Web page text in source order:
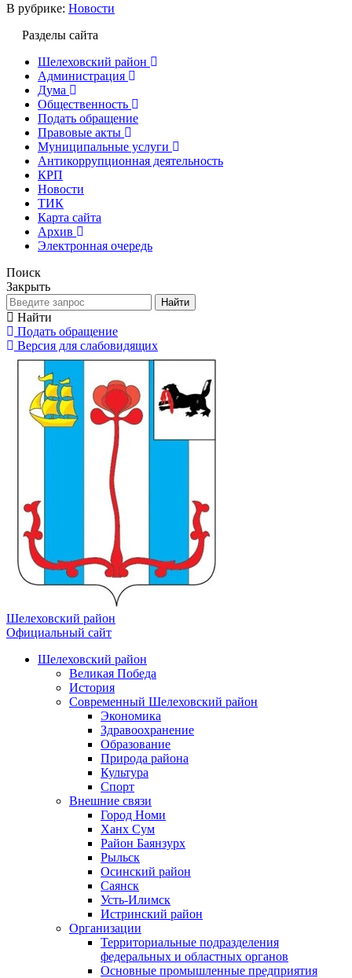
В рубрике: Новости
Разделы сайта
Шелеховский район
Администрация
Дума
Общественность
Подать обращение
Правовые акты
Муниципальные услуги
Антикоррупционная деятельность
КРП
Новости
ТИК
Карта сайта
Архив
Электронная очередь
Поиск
Закрыть
Найти
Найти
Подать обращение
Версия для слабовидящих
Шелеховский район
Официальный сайт
Шелеховский район
Великая Победа
История
Современный Шелеховский район
Экономика
Здравоохранение
Образование
Природа района
Культура
Спорт
Внешние связи
Город Номи
Ханх Сум
Район Баянзурх
Рыльск
Осинский район
Саянск
Усть-Илимск
Истринский район
Организации
Территориальные подразделения
федеральных и областных органов
Основные промышленные предприятия